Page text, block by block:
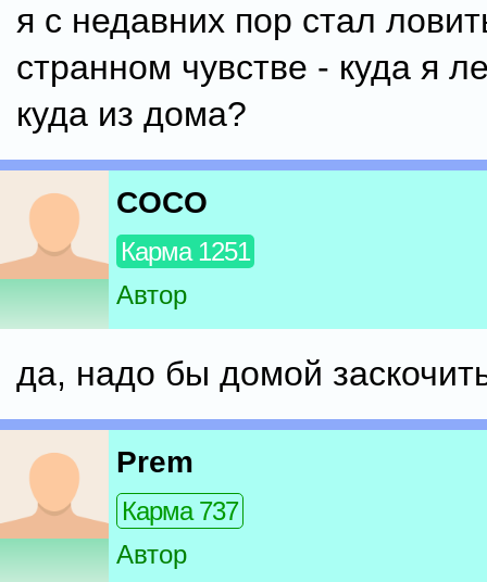
я с недавних пор стал
странном чувстве - куда я
куда из дома?
COCO
Карма 1251
Автор
да, надо бы домой
Prem
Карма 737
Автор